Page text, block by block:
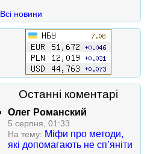
Всі новини
Останні коментарі
Олег Романский
5 серпня, 01:33
На тему: Міфи про методи,
які допомагають не сп’яніти